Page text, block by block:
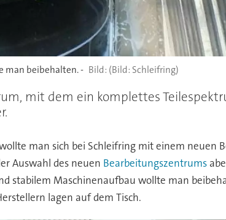
man beibehalten. - (Bild: Schleifring)
mit dem ein komplettes
man sich bei Schleifring mit einem neuen
Auswahl des neuen Bearbeitungszentrums
stabilem Maschinenaufbau wollte man
lagen auf dem Tisch.